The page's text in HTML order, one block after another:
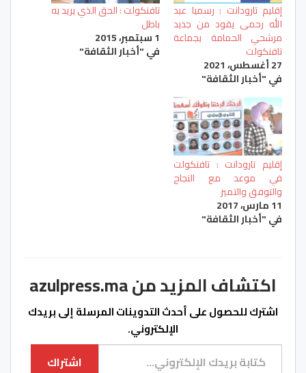
إقليم تارودانت : رسميا عبد
الله رحمى يقود من جديد
مرشحي الحمامة بجماعة
تافنكولت
27 أغسطس، 2021
في "أخبار الثقافة"
تافنكولت : الحق الذي يريد به
باطل
1 سبتمبر، 2015
في "أخبار الثقافة"
إقليم تارودانت : تافنكولت
في موعد مع النجاح
والتوفق والتميز
11 مارس، 2017
في "أخبار الثقافة"
اكتشاف المزيد من azulpress.ma
اشترك للحصول على أحدث التدوينات المرسلة إلى بريدك
الإلكتروني.
كتابة بريدك الإلكتروني...
اشتراك